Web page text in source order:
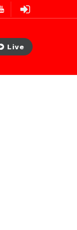
Live